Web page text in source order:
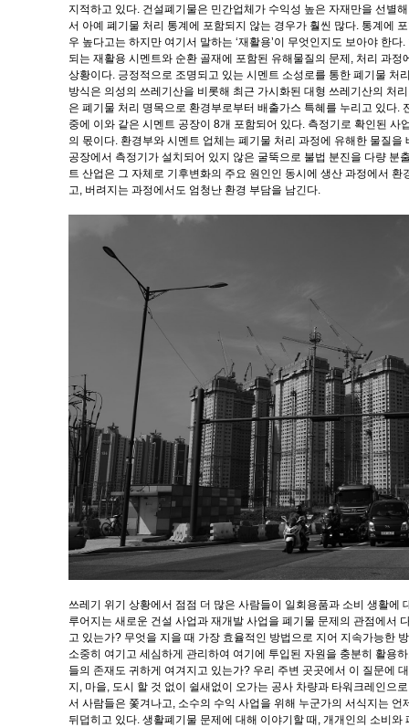
지적하고 있다. 건설폐기물은 민간업체가 수익성 높은 자재만을 선별
서 아예 폐기물 처리 통계에 포함되지 않는 경우가 훨씬 많다. 통계에
우 높다고는 하지만 여기서 말하는 ‘재활용’이 무엇인지도 보아야 한
되는 재활용 시멘트와 순환 골재에 포함된 유해물질의 문제, 처리 과
상황이다. 긍정적으로 조명되고 있는 시멘트 소성로를 통한 폐기물 처
방식은 의성의 쓰레기산을 비롯해 최근 가시화된 대형 쓰레기산의 처
은 폐기물 처리 명목으로 환경부로부터 배출가스 특혜를 누리고 있다.
중에 이와 같은 시멘트 공장이 8개 포함되어 있다. 측정기로 확인된 사
의 몫이다. 환경부와 시멘트 업체는 폐기물 처리 과정에 유해한 물질
공장에서 측정기가 설치되어 있지 않은 굴뚝으로 불법 분진을 다량 분
트 산업은 그 자체로 기후변화의 주요 원인인 동시에 생산 과정에서
고, 버려지는 과정에서도 엄청난 환경 부담을 남긴다.
쓰레기 위기 상황에서 점점 더 많은 사람들이 일회용품과 소비 생활에
루어지는 새로운 건설 사업과 재개발 사업을 폐기물 문제의 관점에서
고 있는가? 무엇을 지을 때 가장 효율적인 방법으로 지어 지속가능한
소중히 여기고 세심하게 관리하여 여기에 투입된 자원을 충분히 활용
들의 존재도 귀하게 여겨지고 있는가? 우리 주변 곳곳에서 이 질문에
지, 마을, 도시 할 것 없이 쉴새없이 오가는 공사 차량과 타워크레인으
서 사람들은 쫓겨나고, 소수의 수익 사업을 위해 누군가의 서식지는
뒤덥히고 있다. 생활폐기물 문제에 대해 이야기할 때, 개개인의 소비